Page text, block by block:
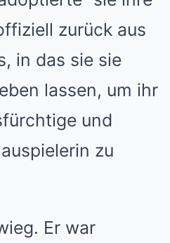
zurück aus
in das sie sie
lassen, um ihr
und
zu
Er war